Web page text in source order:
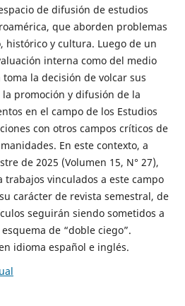
de difusión de estudios
que aborden problemas
histórico y cultura. Luego de un
interna como del medio
la decisión de volcar sus
promoción y difusión de la
en el campo de los Estudios
con otros campos críticos de
En este contexto, a
de 2025 (Volumen 15, N° 27),
trabajos vinculados a este campo
carácter de revista semestral, de
seguirán siendo sometidos a
de “doble ciego”.
idioma español e inglés.